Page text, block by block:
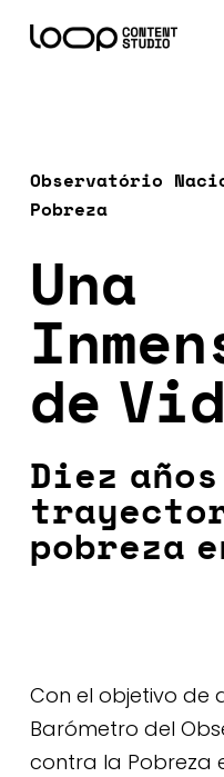
Observatório
Pobreza
Una
de
Diez
pobreza
Con el objetivo de
Barómetro del
contra la Pobreza